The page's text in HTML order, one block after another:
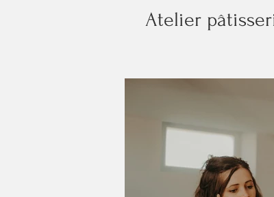
Atelier